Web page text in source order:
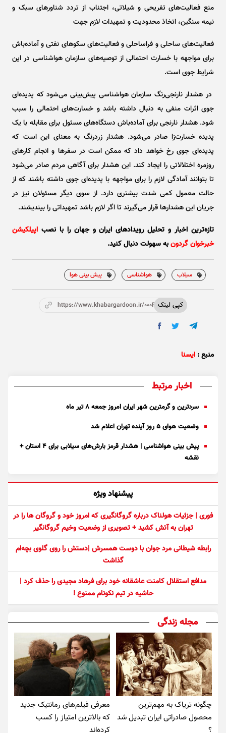
منع فعالیت‌های تفریحی و شیلاتی، اجتناب از تردد شناور‌های سبک و
نیمه سنگین، اتخاذ محدودیت و تمهیدات لازم جهت
فعالیت‌های ساحلی و فراساحلی و فعالیت‌های سکو‌های نفتی و آماده‌باش
برای مواجهه با خسارت احتمالی از توصیه‌های سازمان هواشناسی در این
شرایط جوی است.
در هشدار نارنجی‌رنگ سازمان هواشناسی پیش‌بینی می‌شود که پدیده‌ای
جوی اثرات منفی به دنبال داشته باشد و خسارت‌های احتمالی را سبب
شود. هشدار نارنجی برای آماده‌باش دستگاه‌های مسئول برای مقابله با یک
پدیده خسارت‌زا صادر می‌شود. هشدار زردرنگ به معنای این است که
پدیده‌ای جوی رخ خواهد داد که ممکن است در سفر‌ها و انجام کار‌های
روزمره اختلالاتی را ایجاد کند. این هشدار برای آگاهی مردم صادر می‌شود
تا بتوانند آمادگی لازم را برای مواجهه با پدیده‌ای جوی داشته باشند که از
حالت معمول کمی شدت بیشتری دارد. از سوی دیگر مسئولان نیز در
جریان این هشدار‌ها قرار می‌گیرند تا اگر لازم باشد تمهیداتی را بیندیشند.
تازه‌ترین اخبار و تحلیل‌ رویدادهای ایران و جهان را با نصب اپیلکیشن
خبرخوان گردونبه سهولت دنبال کنید.
سیلاب هواشناسی پیش بینی هوا
کپی لینکhttps://www.khabargardoon.ir/000P4w
منبع : ایسنا
اخبار مرتبط
سردترین و گرمترین شهر ایران امروز جمعه ۸ تیر ماه
وضعیت هوای ۵ روز آینده تهران اعلام شد
پیش بینی هواشناسی | هشدار قرمز بارش‌های سیلابی برای ۴ استان +
نقشه
پیشنهاد ویژه
فوری | جزئیات هولناک درباره گروگانگیری که امروز خود و گروگان ها را در
تهران به آتش کشید + تصویری از وضعیت وخیم گروگانگیر
رابطه شیطانی مرد جوان با دوست همسرش |دستش را روی گلوی بچه‌ام
گذاشت
مدافع استقلال کامنت عاشقانه خود برای فرهاد مجیدی را حذف کرد |
حاشیه در تیم نکونام ممنوع !
مجله زندگی
چگونه تریاک به مهم‌ترین
محصول صادراتی ایران تبدیل شد
؟
معرفی فیلم‌های رمانتیک جدید
که بالاترین امتیاز را کسب
کرده‌اند